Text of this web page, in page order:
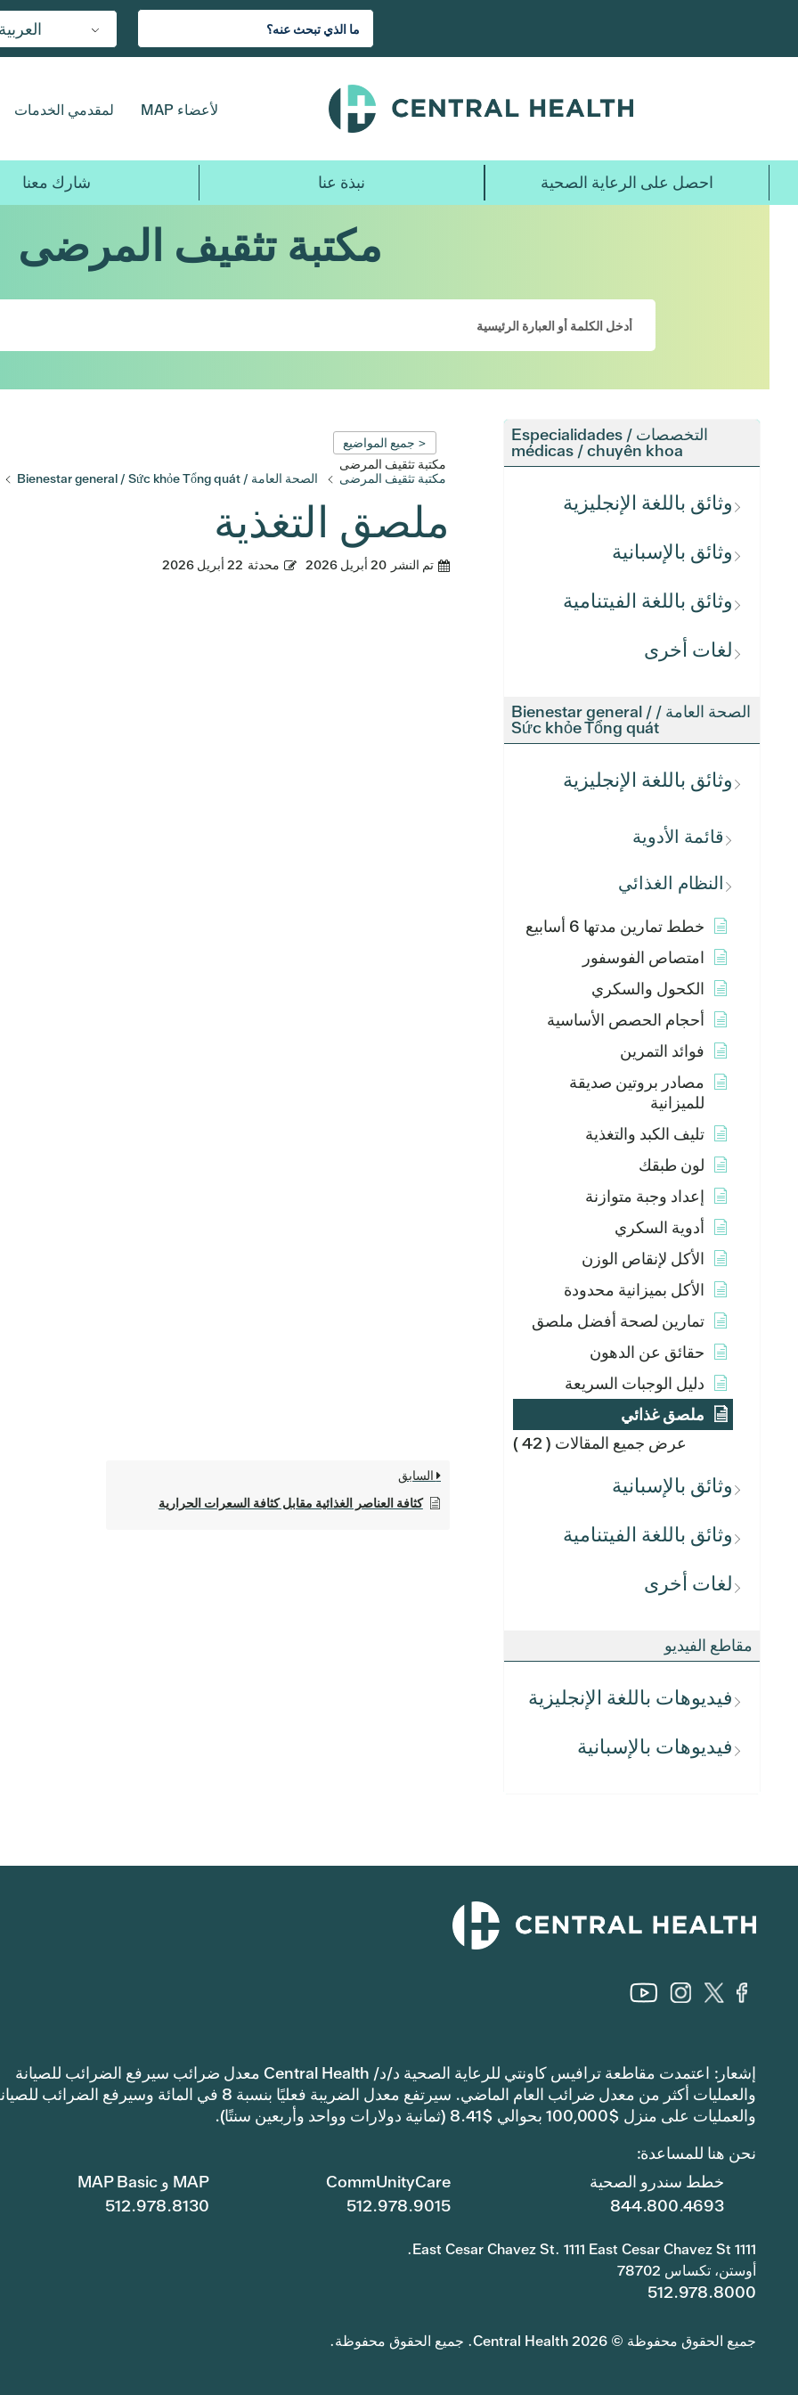
المحتوى
العربية
لأعضاء MAP لمقدمي الخدمات
احصل على الرعاية الصحية نبذة عنا شارك معنا
مكتبة تثقيف المرضى
التخصصات / Especialidades
médicas / chuyên khoa
وثائق باللغة الإنجليزية
وثائق بالإسبانية
وثائق باللغة الفيتنامية
لغات أخرى
الصحة العامة / Bienestar general /
Sức khỏe Tổng quát
وثائق باللغة الإنجليزية
قائمة الأدوية
النظام الغذائي
خطط تمارين مدتها 6 أسابيع
امتصاص الفوسفور
الكحول والسكري
أحجام الحصص الأساسية
فوائد التمرين
مصادر بروتين صديقة
للميزانية
تليف الكبد والتغذية
لون طبقك
إعداد وجبة متوازنة
أدوية السكري
الأكل لإنقاص الوزن
الأكل بميزانية محدودة
تمارين لصحة أفضل ملصق
حقائق عن الدهون
دليل الوجبات السريعة
ملصق غذائي
عرض جميع المقالات ( 42 )
وثائق بالإسبانية
وثائق باللغة الفيتنامية
لغات أخرى
مقاطع الفيديو
فيديوهات باللغة الإنجليزية
فيديوهات بالإسبانية
< جميع المواضيع
مكتبة تثقيف المرضى
مكتبة تثقيف المرضى
الصحة العامة / Bienestar general / Sức khỏe Tổng quát
ملصق التغذية
تم النشر 20 أبريل 2026 محدثة 22 أبريل 2026
السابق
كثافة العناصر الغذائية مقابل كثافة السعرات الحرارية
إشعار: اعتمدت مقاطعة ترافيس كاونتي للرعاية الصحية د/د/ Central Health معدل ضرائب سيرفع الضرائب للصيانة
والعمليات أكثر من معدل ضرائب العام الماضي. سيرتفع معدل الضريبة فعليًا بنسبة 8 في المائة وسيرفع الضرائب
والعمليات على منزل $100,000 بحوالي $8.41 (ثمانية دولارات وواحد وأربعين سنتًا).
نحن هنا للمساعدة:
MAP و MAP Basic
512.978.8130
CommUnityCare
512.978.9015
خطط سندرو الصحية
844.800.4693
1111 East Cesar Chavez St. 1111 East Cesar Chavez St.
أوستن، تكساس 78702
512.978.8000
جميع الحقوق محفوظة © 2026 Central Health. جميع الحقوق محفوظة.